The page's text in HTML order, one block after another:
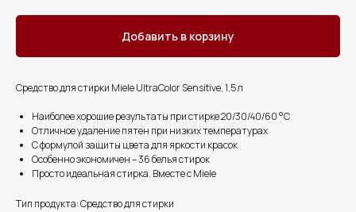
Добавить в корзину
Средство для стирки Miele UltraColor Sensitive, 1,5 л
Наиболее хорошие результаты при стирке 20/30/40/60 °C
Отличное удаление пятен при низких температурах
С формулой защиты цвета для яркости красок
Особенно экономичен – 36 белья стирок
Просто идеальная стирка. Вместе с Miele
Тип продукта: Средство для стирки